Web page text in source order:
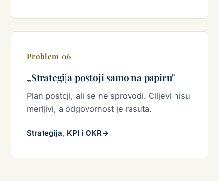
Problem 06
„Strategija postoji samo na papiru"
Plan postoji, ali se ne sprovodi. Ciljevi nisu
merljivi, a odgovornost je rasuta.
Strategija, KPI i OKR→